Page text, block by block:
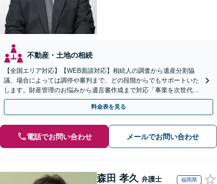
不動産・土地の相続
【全国エリア対応】【WEB面談対応】相続人の調査から遺産分割協
議、場合によっては調停や審判まで、どの段階からでもサポートいた
します。財産管理のお悩みから遺言書作成まで対応「事業を次世代に
引き継ぐ安心の事業承継をサポート」【完全個室相談】
料金表を見る
電話でお問い合わせ メールでお問い合わせ
森田 孝久 弁護士 福岡県